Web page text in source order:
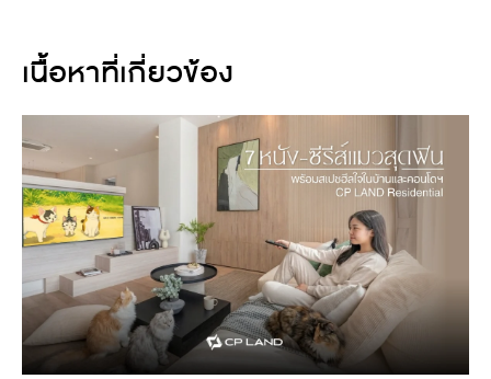
เนื้อหาที่เกี่ยวข้อง